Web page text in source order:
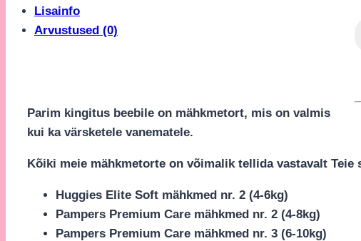
Lisainfo
Arvustused (0)
Parim kingitus beebile on mähkmetort, mis on
kui ka värsketele vanematele.
Kõiki meie mähkmetorte on võimalik tellida vastavalt Teie
Huggies Elite Soft mähkmed nr. 2 (4-6kg)
Pampers Premium Care mähkmed nr. 2 (4-8kg)
Pampers Premium Care mähkmed nr. 3 (6-10kg)